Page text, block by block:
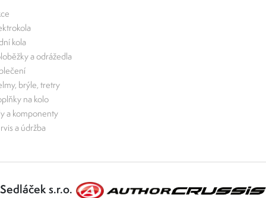
kola
a odrážedla
brýle, tretry
na kolo
a komponenty
a údržba
Sedláček s.r.o.